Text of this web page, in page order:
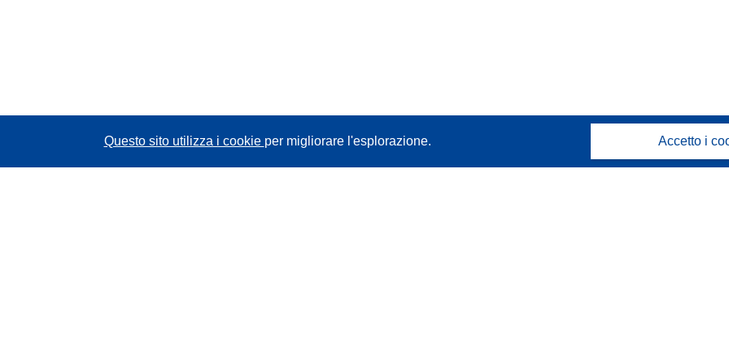
Questo sito utilizza i cookie per migliorare l'esplorazione. Accetto i